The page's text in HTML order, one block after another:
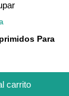
Para
carrito